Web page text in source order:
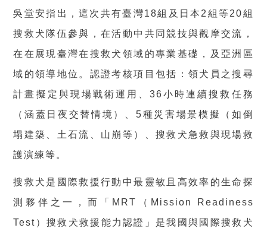
吳堂安指出，這次共有臺灣18組及日本2組等20組
搜救犬隊伍參與，在活動中共同競技與觀摩交流，
在在展現臺灣在搜救犬領域的專業基礎，及亞洲區
域的領導地位。認證考核項目包括：領犬員之搜尋
計畫擬定與現場戰術運用、36小時連續搜救任務
（涵蓋日夜交替情境）、5種災害場景模擬（如倒
塌建築、土石流、山崩等）、搜救犬急救與現場救
護演練等。
搜救犬是國際救援行動中最靈敏且高效率的生命探
測夥伴之一，而「MRT（Mission Readiness
Test）搜救犬救援能力認證」是我國與國際搜救犬